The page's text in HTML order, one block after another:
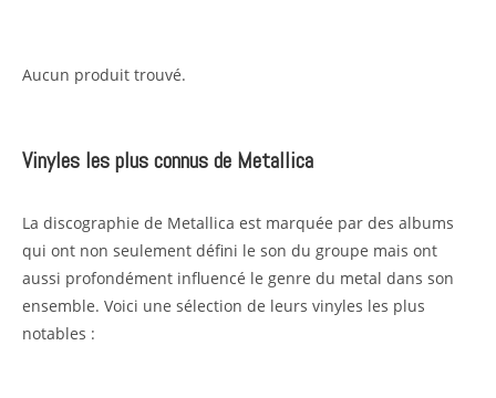
Aucun produit trouvé.
Vinyles les plus connus de Metallica
La discographie de Metallica est marquée par des albums
qui ont non seulement défini le son du groupe mais ont
aussi profondément influencé le genre du metal dans son
ensemble. Voici une sélection de leurs vinyles les plus
notables :